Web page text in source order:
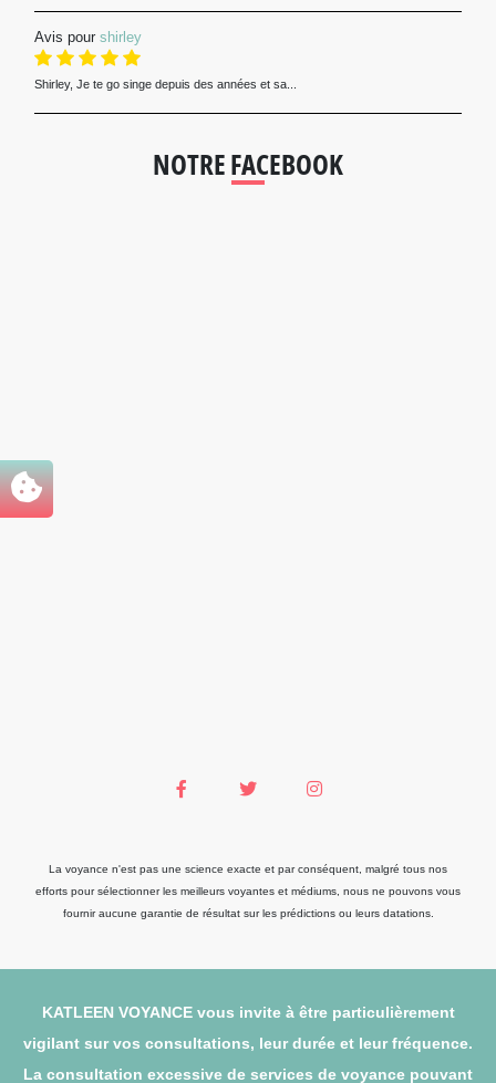
Avis pour shirley
Shirley, Je te go singe depuis des années et sa...
NOTRE FACEBOOK
La voyance n'est pas une science exacte et par conséquent, malgré tous nos
efforts pour sélectionner les meilleurs voyantes et médiums, nous ne pouvons vous
fournir aucune garantie de résultat sur les prédictions ou leurs datations.
KATLEEN VOYANCE vous invite à être particulièrement
vigilant sur vos consultations, leur durée et leur fréquence.
La consultation excessive de services de voyance pouvant